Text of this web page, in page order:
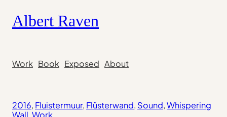
content
Albert Raven
Work Book Exposed About
2016, Fluistermuur, Flüsterwand, Sound, Whispering
Wall, Work